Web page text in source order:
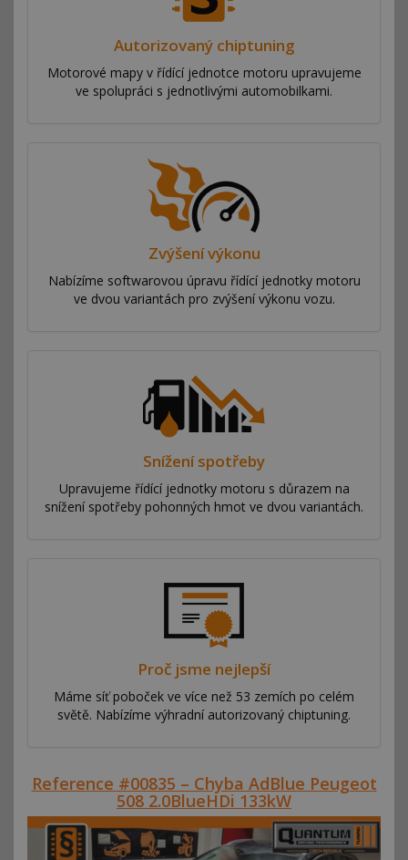
Autorizovaný chiptuning
Motorové mapy v řídící jednotce motoru upravujeme
ve spolupráci s jednotlivými automobilkami.
Zvýšení výkonu
Nabízíme softwarovou úpravu řídící jednotky motoru
ve dvou variantách pro zvýšení výkonu vozu.
Snížení spotřeby
Upravujeme řídící jednotky motoru s důrazem na
snížení spotřeby pohonných hmot ve dvou variantách.
Proč jsme nejlepší
Máme síť poboček ve více než 53 zemích po celém
světě. Nabízíme výhradní autorizovaný chiptuning.
Reference #00835 – Chyba AdBlue Peugeot
508 2.0BlueHDi 133kW